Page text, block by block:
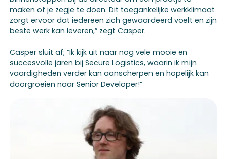
maken of je zegje te doen. Dit toegankelijke werkklimaat
zorgt ervoor dat iedereen zich gewaardeerd voelt en zijn
beste werk kan leveren,” zegt Casper.
Casper sluit af; “Ik kijk uit naar nog vele mooie en
succesvolle jaren bij Secure Logistics, waarin ik mijn
vaardigheden verder kan aanscherpen en hopelijk kan
doorgroeien naar Senior Developer!”